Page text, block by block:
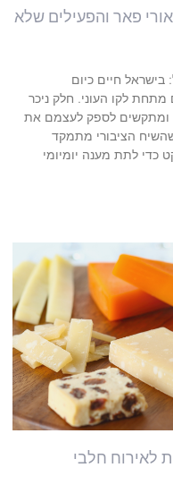
אורי פאר והפעילים שלא
בישראל חיים כיום
ניצולי שואה. כ-42,000 מהם מתחת לקו העוני. חלק ניכר
ומתקשים לספק לעצמם את
הציבורי מתמקד
כדי לתת מענה יומיומי
לאירוח חלבי